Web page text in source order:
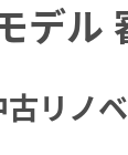
デル
リノベ